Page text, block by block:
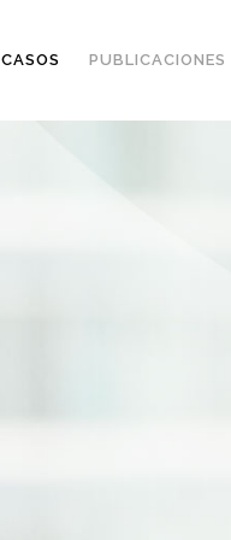
CASOS PUBLICACIONES